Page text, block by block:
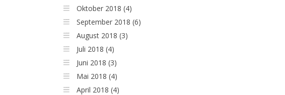
Oktober 2018 (4)
September 2018 (6)
August 2018 (3)
Juli 2018 (4)
Juni 2018 (3)
Mai 2018 (4)
April 2018 (4)